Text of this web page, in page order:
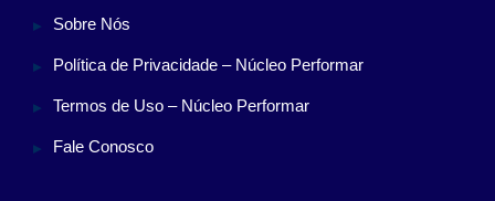
Sobre Nós
Política de Privacidade – Núcleo Performar
Termos de Uso – Núcleo Performar
Fale Conosco